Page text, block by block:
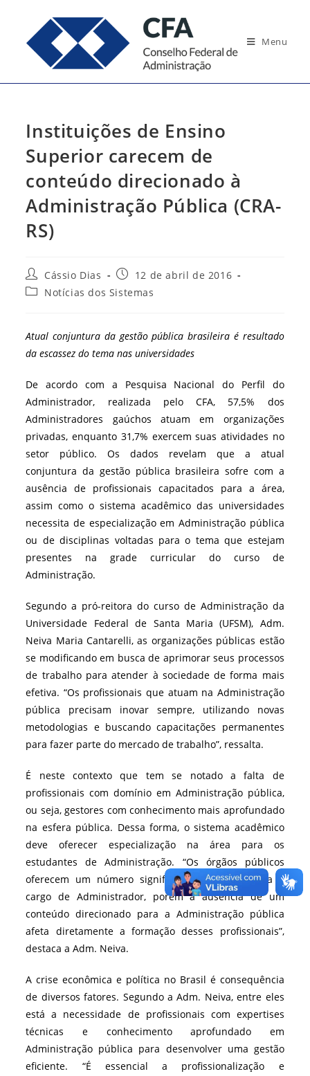
conteúdo
Menu
Instituições de Ensino
Superior carecem de
conteúdo direcionado à
Administração Pública (CRA-
RS)
Autor
do
post:
Cássio Dias
Post
publicado:
12 de abril de 2016
Categoria
Notícias dos Sistemas
Atual conjuntura da gestão pública brasileira é resultado
da escassez do tema nas universidades
De acordo com a Pesquisa Nacional do Perfil do
Administrador, realizada pelo CFA, 57,5% dos
Administradores gaúchos atuam em organizações
privadas, enquanto 31,7% exercem suas atividades no
setor público. Os dados revelam que a atual
conjuntura da gestão pública brasileira sofre com a
ausência de profissionais capacitados para a área,
assim como o sistema acadêmico das universidades
necessita de especialização em Administração pública
ou de disciplinas voltadas para o tema que estejam
presentes na grade curricular do curso de
Administração.
Segundo a pró-reitora do curso de Administração da
Universidade Federal de Santa Maria (UFSM), Adm.
Neiva Maria Cantarelli, as organizações públicas estão
se modificando em busca de aprimorar seus processos
de trabalho para atender à sociedade de forma mais
efetiva. “Os profissionais que atuam na Administração
pública precisam inovar sempre, utilizando novas
metodologias e buscando capacitações permanentes
para fazer parte do mercado de trabalho”, ressalta.
É neste contexto que tem se notado a falta de
profissionais com domínio em Administração pública,
ou seja, gestores com conhecimento mais aprofundado
na esfera pública. Dessa forma, o sistema acadêmico
deve oferecer especialização na área para os
estudantes de Administração. “Os órgãos públicos
oferecem um número significativo de vagas para o
cargo de Administrador, porém a ausência de um
conteúdo direcionado para a Administração pública
afeta diretamente a formação desses profissionais”,
destaca a Adm. Neiva.
A crise econômica e política no Brasil é consequência
de diversos fatores. Segundo a Adm. Neiva, entre eles
está a necessidade de profissionais com expertises
técnicas e conhecimento aprofundado em
Administração pública para desenvolver uma gestão
eficiente. “É essencial a profissionalização e